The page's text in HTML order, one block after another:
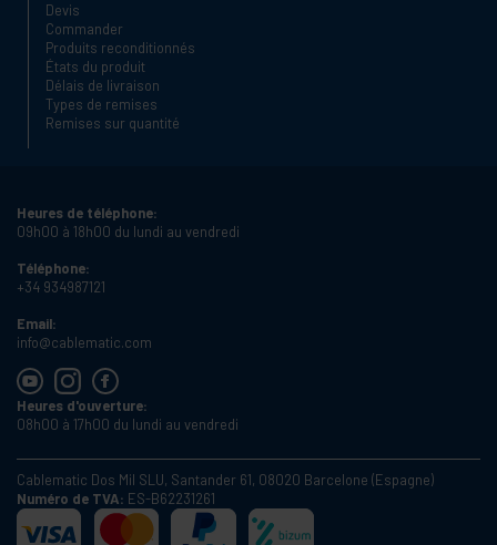
Devis
Commander
Produits reconditionnés
États du produit
Délais de livraison
Types de remises
Remises sur quantité
Heures de téléphone:
09h00 à 18h00 du lundi au vendredi
Téléphone:
+34 934987121
Email:
info@cablematic.com
Heures d'ouverture:
08h00 à 17h00 du lundi au vendredi
Cablematic Dos Mil SLU, Santander 61, 08020 Barcelone (Espagne)
Numéro de TVA: ES-B62231261